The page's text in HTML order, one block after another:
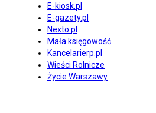
E-kiosk.pl
E-gazety.pl
Nexto.pl
Mała księgowość
Kancelarierp.pl
Wieści Rolnicze
Życie Warszawy